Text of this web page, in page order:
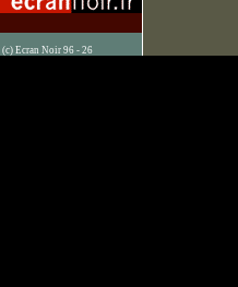
(c) Ecran Noir 96 - 26